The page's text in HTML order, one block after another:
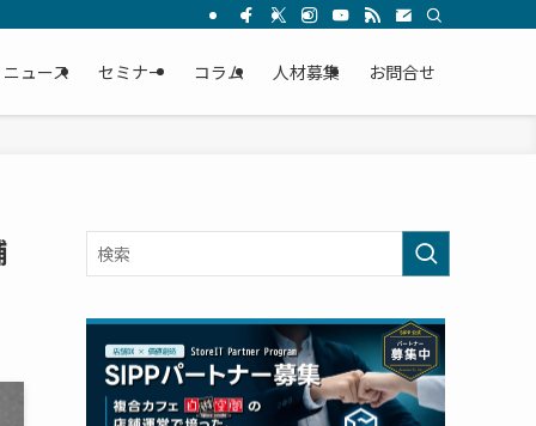
ニュース セミナー コラム 人材募集 お問合せ